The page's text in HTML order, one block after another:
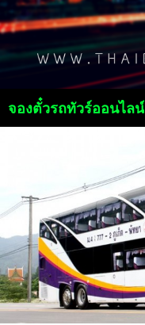
จองตั๋วรถทัวร์ออนไลน์